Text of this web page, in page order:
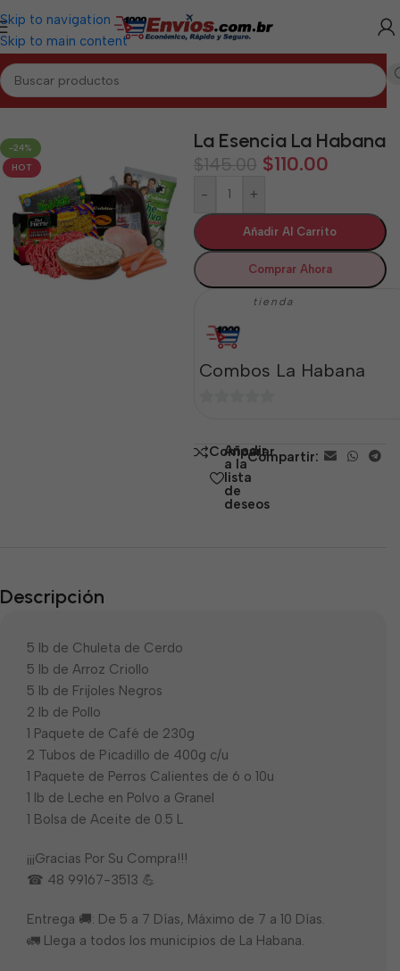
Skip to navigation
Skip to main content
Inicio/LA HABANA/Combos La Habana
-24%
HOT
La Esencia La Habana
$145.00 $110.00
- +
Añadir Al Carrito
Comprar Ahora
tienda
Combos La Habana
5 Comparar
Añadir
a la
lista
de
deseos
Compartir:
Descripción
5 lb de Chuleta de Cerdo
5 lb de Arroz Criollo
5 lb de Frijoles Negros
2 lb de Pollo
1 Paquete de Café de 230g
2 Tubos de Picadillo de 400g c/u
1 Paquete de Perros Calientes de 6 o 10u
1 lb de Leche en Polvo a Granel
1 Bolsa de Aceite de 0.5 L
¡¡¡Gracias Por Su Compra!!!
☎ 48 99167-3513 💪
Entrega 🚚: De 5 a 7 Días, Máximo de 7 a 10 Días.
🚛 Llega a todos los municipios de La Habana.